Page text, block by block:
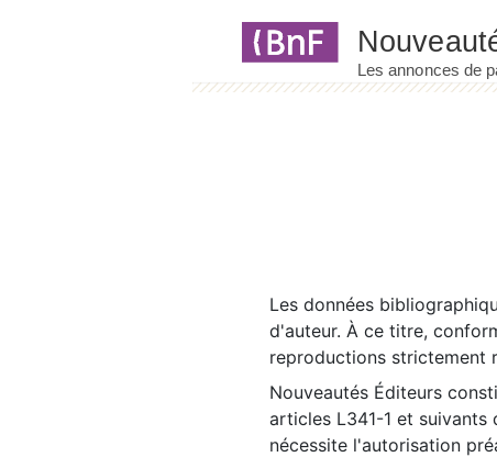
Les données
d'auteur. À ce titre,
reproductions strictement
Nouveautés Éditeurs
articles L341-1 et
nécessite l'autorisation